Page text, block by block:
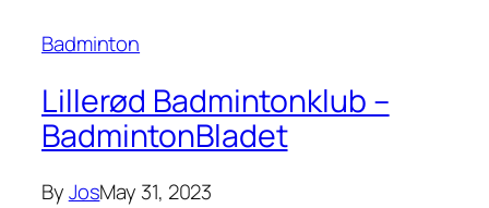
Badminton
Lillerød Badmintonklub –
BadmintonBladet
ByJosMay 31, 2023